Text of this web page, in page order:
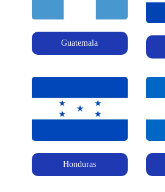
Guatemala
Honduras